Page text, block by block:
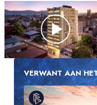
VERWANT AAN